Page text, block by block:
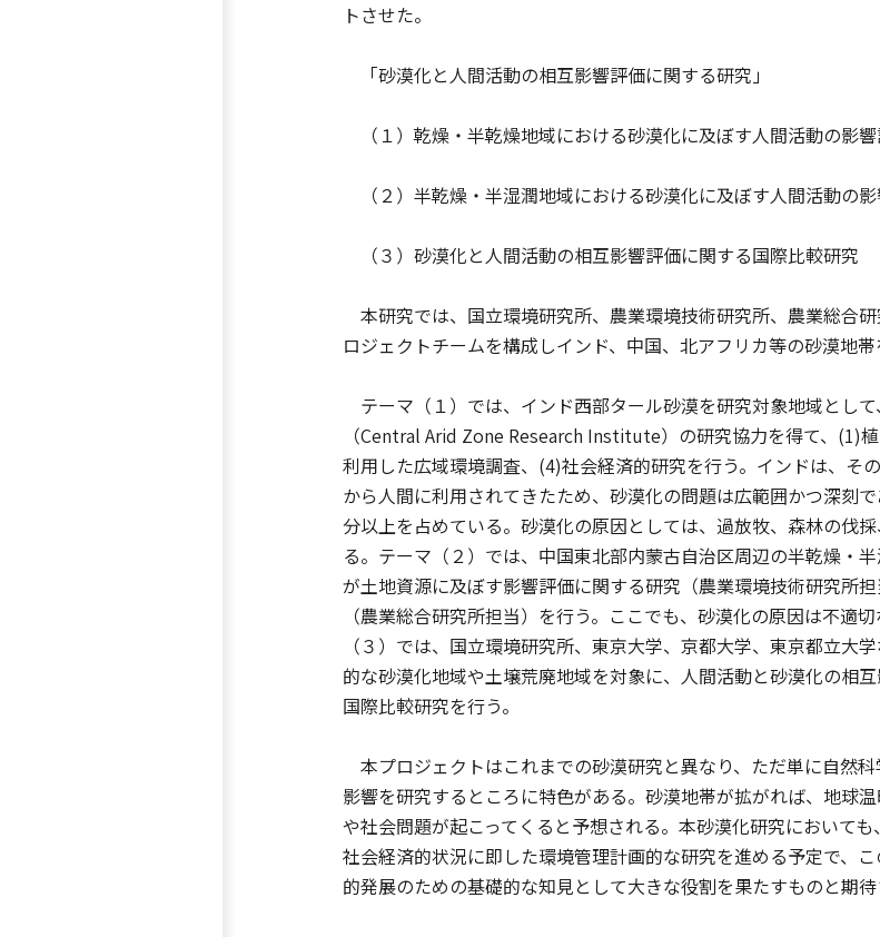
トさせた。
「砂漠化と人間活動の相互影響評価に関する研究」
（１）乾燥・半乾燥地域における砂漠化に及ぼす人間活動の影
（２）半乾燥・半湿潤地域における砂漠化に及ぼす人間活動の
（３）砂漠化と人間活動の相互影響評価に関する国際比較研究
本研究では、国立環境研究所、農業環境技術研究所、農業総合
ロジェクトチームを構成しインド、中国、北アフリカ等の砂漠地
テーマ（１）では、インド西部タール砂漠を研究対象地域とし
（Central Arid Zone Research Institute）の研究協力を得て、(1)
利用した広域環境調査、(4)社会経済的研究を行う。インドは、そ
から人間に利用されてきたため、砂漠化の問題は広範囲かつ深刻
分以上を占めている。砂漠化の原因としては、過放牧、森林の伐
る。テーマ（２）では、中国東北部内蒙古自治区周辺の半乾燥・
が土地資源に及ぼす影響評価に関する研究（農業環境技術研究所
（農業総合研究所担当）を行う。ここでも、砂漠化の原因は不
（３）では、国立環境研究所、東京大学、京都大学、東京都立
的な砂漠化地域や土壌荒廃地域を対象に、人間活動と砂漠化の相
国際比較研究を行う。
本プロジェクトはこれまでの砂漠研究と異なり、ただ単に自然
影響を研究するところに特色がある。砂漠地帯が拡がれば、地球
や社会問題が起こってくると予想される。本砂漠化研究において
社会経済的状況に即した環境管理計画的な研究を進める予定で、
的発展のための基礎的な知見として大きな役割を果たすものと期待